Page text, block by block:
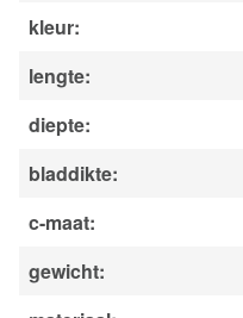
kleur
lengte
diepte
bladdikte
c-maat
gewicht